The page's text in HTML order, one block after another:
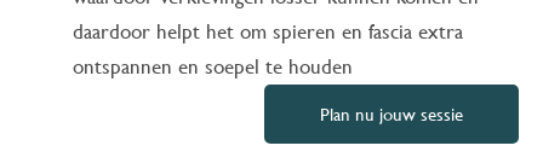
daardoor helpt het om spieren en fascia extra
ontspannen en soepel te houden
Plan nu jouw sessie